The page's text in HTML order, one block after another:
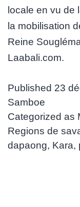
locale en vu de
la mobilisation
Reine
Laabali.com.
Published 23
Samboe
Categorized as
Regions de
dapaong, Kara,